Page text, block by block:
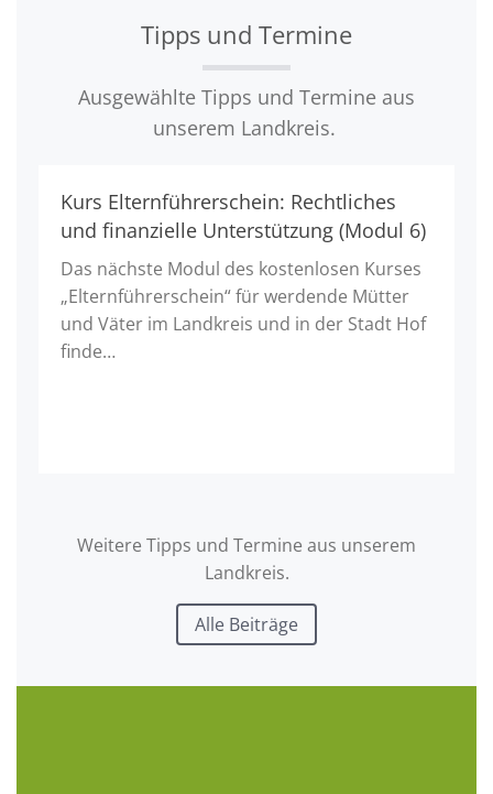
Tipps und Termine
Ausgewählte Tipps und Termine aus
unserem Landkreis.
Kurs Elternführerschein: Rechtliches
und finanzielle Unterstützung (Modul 6)
Das nächste Modul des kostenlosen Kurses
„Elternführerschein“ für werdende Mütter
und Väter im Landkreis und in der Stadt Hof
finde…
Weitere Tipps und Termine aus unserem
Landkreis.
Alle Beiträge